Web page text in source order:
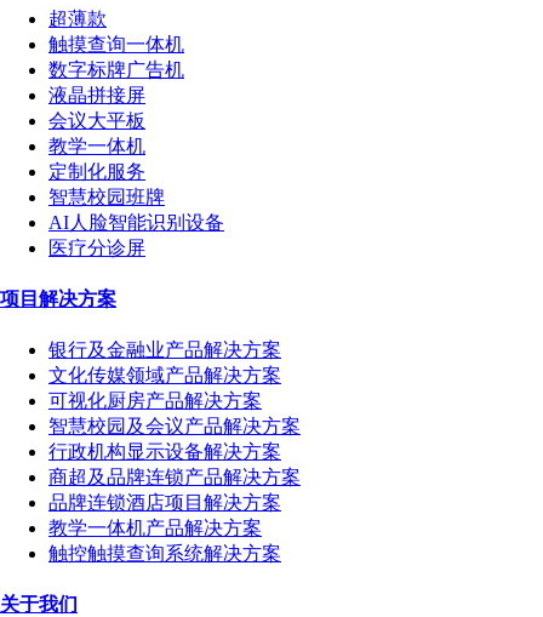
超薄款
触摸查询一体机
数字标牌广告机
液晶拼接屏
会议大平板
教学一体机
定制化服务
智慧校园班牌
AI人脸智能识别设备
医疗分诊屏
项目解决方案
银行及金融业产品解决方案
文化传媒领域产品解决方案
可视化厨房产品解决方案
智慧校园及会议产品解决方案
行政机构显示设备解决方案
商超及品牌连锁产品解决方案
品牌连锁酒店项目解决方案
教学一体机产品解决方案
触控触摸查询系统解决方案
关于我们